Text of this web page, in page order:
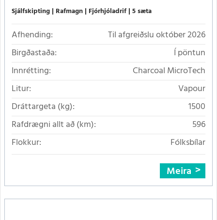
Sjálfskipting Rafmagn Fjórhjóladrif 5 sæta
Afhending:
Til afgreiðslu október 2026
Birgðastaða:
Í pöntun
Innrétting:
Charcoal MicroTech
Litur:
Vapour
Dráttargeta (kg):
1500
Rafdrægni allt að (km):
596
Flokkur:
Fólksbílar
Meira